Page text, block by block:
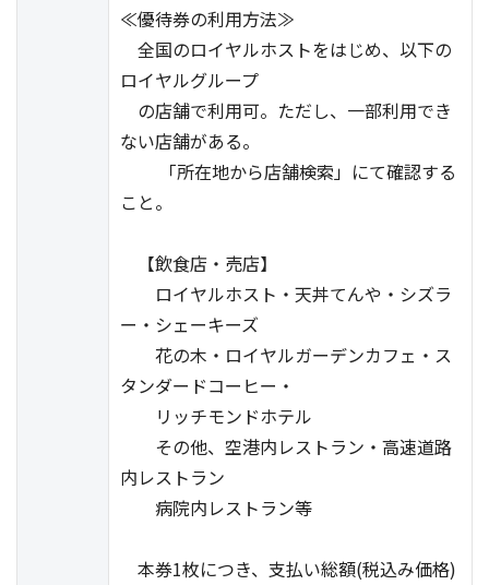
≪優待券の利用方法≫
全国のロイヤルホストをはじめ、以下の
ロイヤルグループ
の店舗で利用可。ただし、一部利用でき
ない店舗がある。
「所在地から店舗検索」にて確認する
こと。
【飲食店・売店】
ロイヤルホスト・天丼てんや・シズラ
ー・シェーキーズ
花の木・ロイヤルガーデンカフェ・ス
タンダードコーヒー・
リッチモンドホテル
その他、空港内レストラン・高速道路
内レストラン
病院内レストラン等
本券1枚につき、支払い総額(税込み価格)